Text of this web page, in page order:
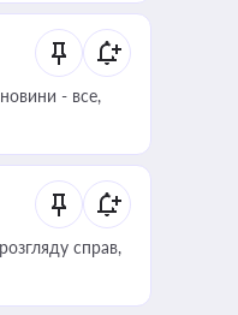
- все,
справ,